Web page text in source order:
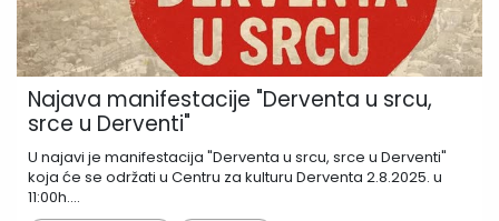
Najava manifestacije "Derventa u srcu,
srce u Derventi"
U najavi je manifestacija "Derventa u srcu, srce u Derventi"
koja će se održati u Centru za kulturu Derventa 2.8.2025. u
11:00h....